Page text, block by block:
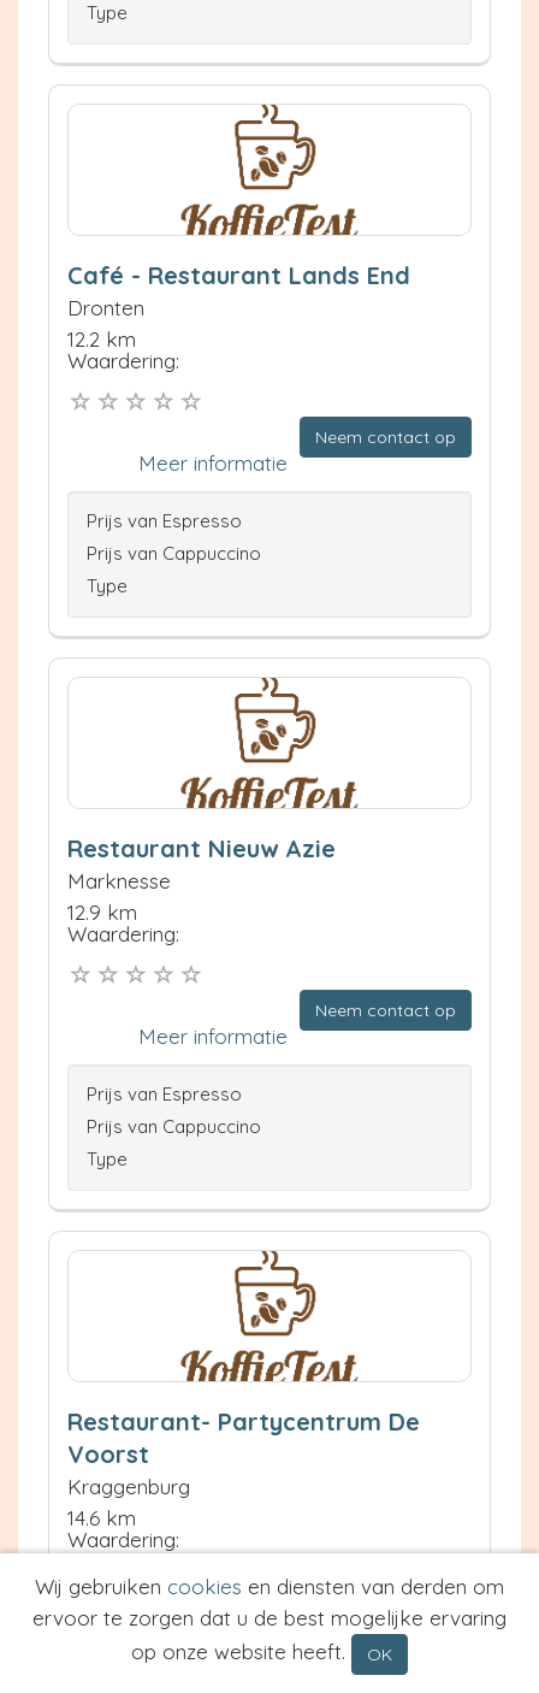
Type
Café - Restaurant Lands End
Dronten
12.2 km
Waardering:
Neem contact op
Meer informatie
Prijs van Espresso
Prijs van Cappuccino
Type
Restaurant Nieuw Azie
Marknesse
12.9 km
Waardering:
Neem contact op
Meer informatie
Prijs van Espresso
Prijs van Cappuccino
Type
Restaurant- Partycentrum De
Voorst
Kraggenburg
14.6 km
Waardering:
Neem contact op
Meer informatie
Wij gebruiken cookies en diensten van derden om
ervoor te zorgen dat u de best mogelijke ervaring
op onze website heeft.
OK